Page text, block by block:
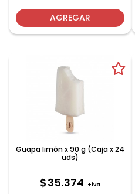
AGREGAR
Guapa limón x 90 g (Caja x 24
uds)
$35.374 +iva